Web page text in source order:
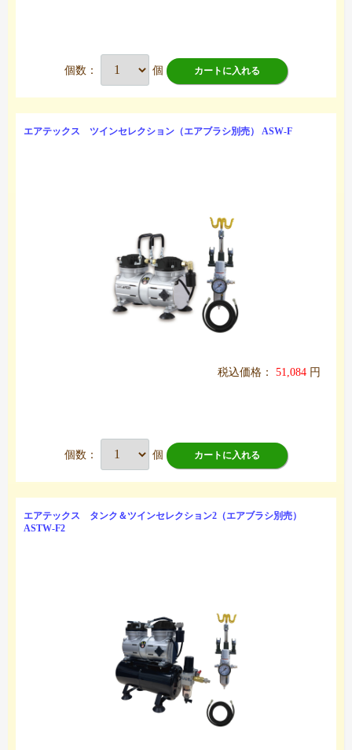
個数： 個 カートに入れる
エアテックス ツインセレクション（エアブラシ別売） ASW-F
税込価格： 51,084 円
個数： 個 カートに入れる
エアテックス タンク＆ツインセレクション2（エアブラシ別売）
ASTW-F2